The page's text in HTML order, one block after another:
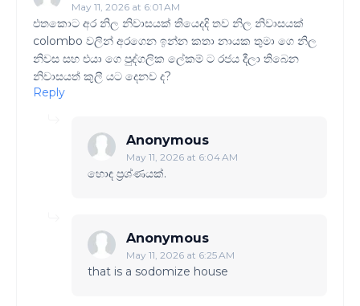
May 11, 2026 at 6:01 AM
එතකොට අර නිල නිවාසයක් තියෙදදි තව නිල නිවාසයක්
colombo වලින් අරගෙන ඉන්න කතා නායක තුමා ගෙ නිල
නිවස සහ එයා ගෙ පුද්ගලික ලේකම් ට රජය දීලා තිබෙන
නිවාසයත් කුලී යට දෙනව ද?
Reply
Anonymous
May 11, 2026 at 6:04 AM
හොඳ ප්‍රශ්ණයක්.
Anonymous
May 11, 2026 at 6:25 AM
that is a sodomize house